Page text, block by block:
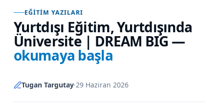
EĞITIM YAZILARI
Yurtdışı Eğitim, Yurtdışında
Üniversite | DREAM BIG —
okumaya başla
Tugan Targutay·29 Haziran 2026